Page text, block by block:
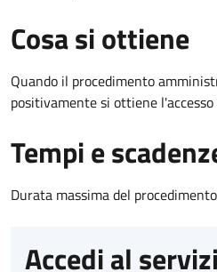
Cosa si ottiene
Quando il procedimento
positivamente si ottiene
Tempi e
Durata massima del
Accedi al